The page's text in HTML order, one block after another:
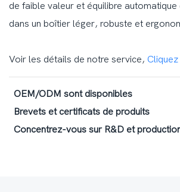
de faible valeur et équilibre
dans un boîtier léger, robuste et
Voir les détails de notre service, Cliquez
OEM/ODM sont disponibles
Brevets et certificats de produits
Concentrez-vous sur R&D et